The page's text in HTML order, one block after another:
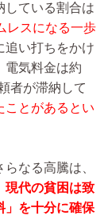
ている割合は
レスになる一歩
追い打ちをかけ
電気料金は約
者が滞納して
ことがあるとい
なる高騰は、
現代の貧困は致
」を十分に確保